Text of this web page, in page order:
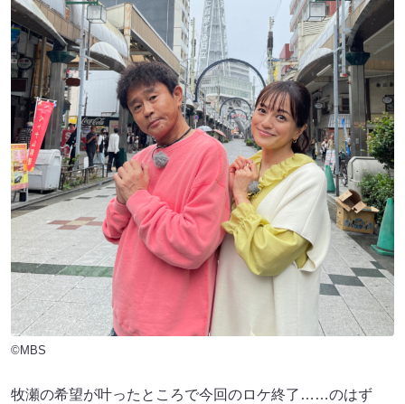
©MBS
牧瀬の希望が叶ったところで今回のロケ終了……のはず